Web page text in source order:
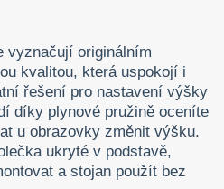
vyznačují originálním
kvalitou, která uspokojí i
řešení pro nastavení výšky
díky plynové pružině oceníte
u obrazovky změnit výšku.
ukryté v podstavě,
a stojan použít bez